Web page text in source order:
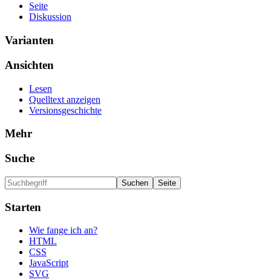
Seite
Diskussion
Varianten
Ansichten
Lesen
Quelltext anzeigen
Versionsgeschichte
Mehr
Suche
Starten
Wie fange ich an?
HTML
CSS
JavaScript
SVG